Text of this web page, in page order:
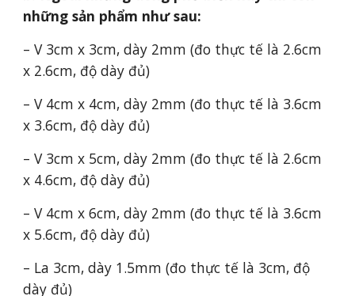
những sản phẩm như sau:
– V 3cm x 3cm, dày 2mm (đo thực tế là 2.6cm
x 2.6cm, độ dày đủ)
– V 4cm x 4cm, dày 2mm (đo thực tế là 3.6cm
x 3.6cm, độ dày đủ)
– V 3cm x 5cm, dày 2mm (đo thực tế là 2.6cm
x 4.6cm, độ dày đủ)
– V 4cm x 6cm, dày 2mm (đo thực tế là 3.6cm
x 5.6cm, độ dày đủ)
– La 3cm, dày 1.5mm (đo thực tế là 3cm, độ
dày đủ)